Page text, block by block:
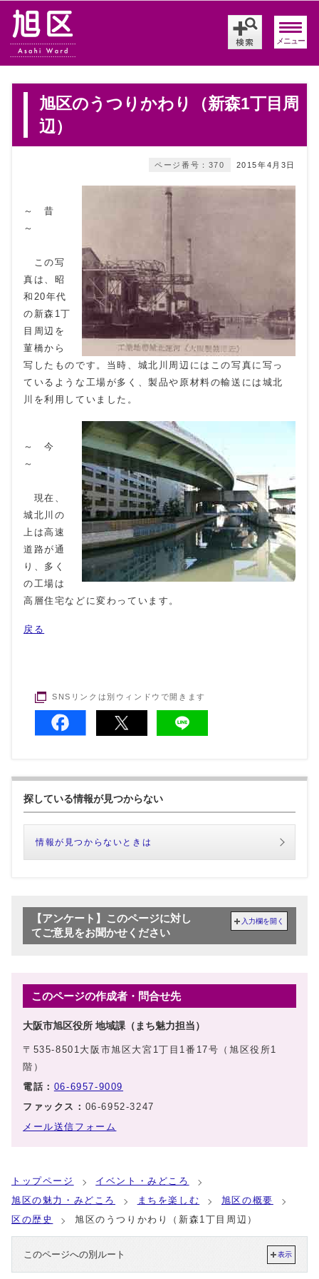
メニュー
旭区のうつりかわり（新森1丁目周
辺）
2015年4月3日
ページ番号：370
～ 昔
～
この写
真は、昭
和20年代
の新森1丁
目周辺を
菫橋から
写したものです。当時、城北川周辺にはこの写真に写っ
ているような工場が多く、製品や原材料の輸送には城北
川を利用していました。
～ 今
～
現在、
城北川の
上は高速
道路が通
り、多く
の工場は
高層住宅などに変わっています。
戻る
SNSリンクは別ウィンドウで開きます
探している情報が見つからない
情報が見つからないときは
【アンケート】このページに対し
てご意見をお聞かせください
入力欄を開く
このページの作成者・問合せ先
大阪市旭区役所 地域課（まち魅力担当）
〒535-8501大阪市旭区大宮1丁目1番17号（旭区役所1
階）
電話： 06-6957-9009
ファックス： 06-6952-3247
メール送信フォーム
トップページ
イベント・みどころ
旭区の魅力・みどころ
まちを楽しむ
旭区の概要
区の歴史
旭区のうつりかわり（新森1丁目周辺）
このページへの別ルート 表示